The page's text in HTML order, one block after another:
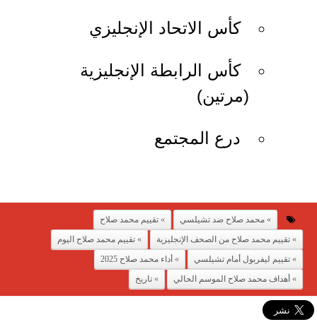
كأس الاتحاد الإنجليزي
كأس الرابطة الإنجليزية
(مرتين)
درع المجتمع
محمد صلاح ضد تشيلسي
تقييم محمد صلاح
تقييم محمد صلاح من الصحف الإنجليزية
تقييم محمد صلاح اليوم
تقييم ليفربول أمام تشيلسي
أداء محمد صلاح 2025
أهداف محمد صلاح الموسم الحالي
تاريخ